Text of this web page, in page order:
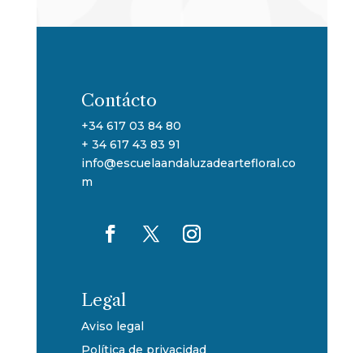
Contácto
+34 617 03 84 80
+ 34 617 43 83 91
info@escuelaandaluzadeartefloral.co
m
Legal
Aviso legal
Política de privacidad